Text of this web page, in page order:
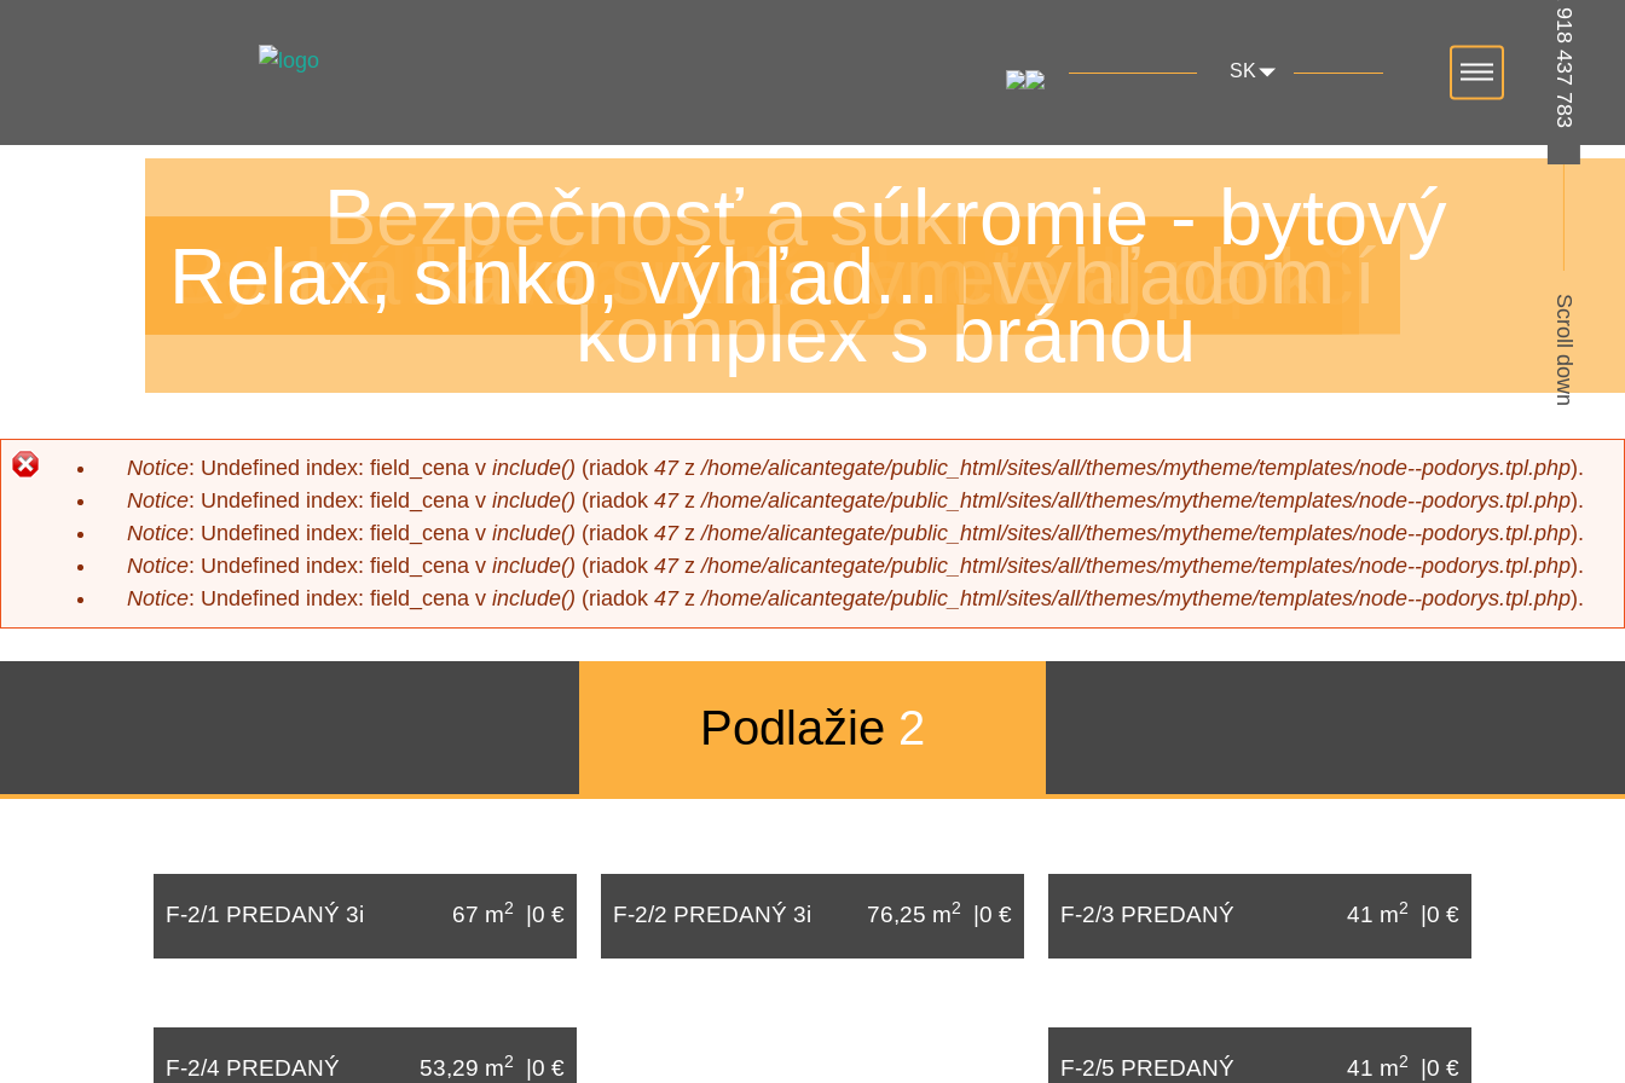
SK
Bývajte ako na dovolenke
Výnimočná architektúra
Lifestyle focused living
Vaše dieta sa môže hrať v bezpečí
Byt ku ktorému dostanete aj park
Ranná káva s krásnym výhľadom
Bezpečnosť a súkromie - bytový
komplex s bránou
Relax, slnko, výhľad...
+421 918 437 783
Scroll down
Chybová
správa
Notice: Undefined index: field_cena v include() (riadok 47z/home/alicantegate/public_html/sites/all/themes/mytheme/templates/node--podorys.tpl.php).
Notice: Undefined index: field_cena v include() (riadok 47z/home/alicantegate/public_html/sites/all/themes/mytheme/templates/node--podorys.tpl.php).
Notice: Undefined index: field_cena v include() (riadok 47z/home/alicantegate/public_html/sites/all/themes/mytheme/templates/node--podorys.tpl.php).
Notice: Undefined index: field_cena v include() (riadok 47z/home/alicantegate/public_html/sites/all/themes/mytheme/templates/node--podorys.tpl.php).
Notice: Undefined index: field_cena v include() (riadok 47z/home/alicantegate/public_html/sites/all/themes/mytheme/templates/node--podorys.tpl.php).
Podlažie 2
F-2/1 PREDANÝ 3i 67 m2 |0 € F-2/2 PREDANÝ 3i 76,25 m2 |0 € F-2/3 PREDANÝ 41 m2 |0 €
F-2/4 PREDANÝ 53,29 m2 |0 € F-2/5 PREDANÝ 41 m2 |0 €